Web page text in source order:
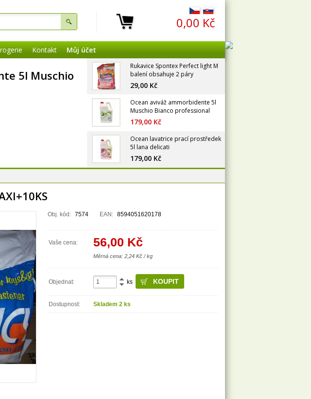
0,00 Kč
Kontakt Můj účet
5l Muschio
Rukavice Spontex Perfect light M
balení obsahuje 2 páry
29,00 Kč
Ocean aviváž ammorbidente 5l
Muschio Bianco professional
179,00 Kč
Ocean lavatrice prací prostředek
5l lana delicati
179,00 Kč
Obj. kód: 7574 EAN: 8594051620178
Vaše cena: 56,00 Kč
Měrná cena: 2,24 Kč / kg
Objednat: ks
Dostupnost: Skladem 2 ks